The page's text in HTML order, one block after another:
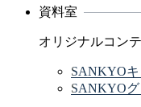
資料室
オリジナルコン
SANKYO
SANKYO